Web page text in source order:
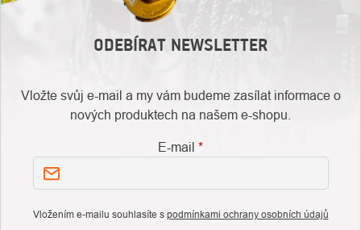
ODEBÍRAT NEWSLETTER
Vložte svůj e-mail a my vám budeme zasílat informace o
nových produktech na našem e-shopu.
E-mail
Vložením e-mailu souhlasíte s podmínkami ochrany osobních údajů